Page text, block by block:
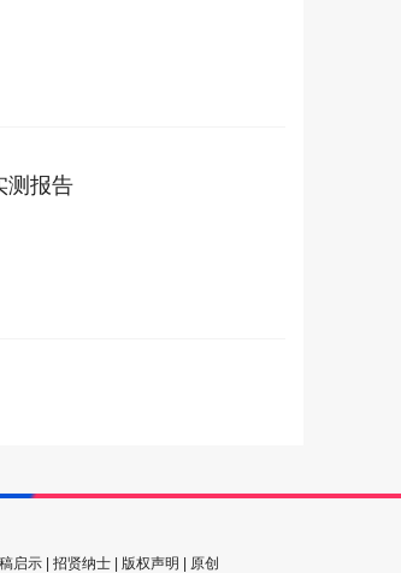
测报告
启示| 招贤纳士| 版权声明 原创